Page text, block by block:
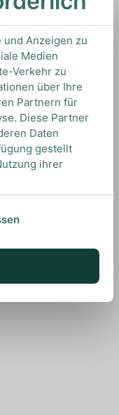
Anzeigen zu
Medien
Verkehr zu
über Ihre
Partnern für
Diese Partner
Daten
gestellt
ihrer